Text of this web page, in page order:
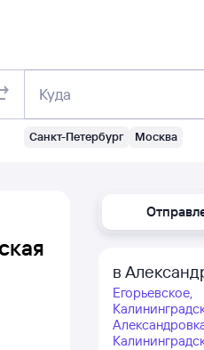
Куда
Санкт-Петербург Москва
в
Егорьевское,